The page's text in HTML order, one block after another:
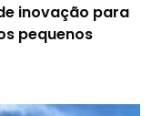
inovação para
pequenos